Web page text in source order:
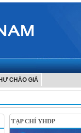
CHÀO GIÁ
TẠP CHÍ YHDP